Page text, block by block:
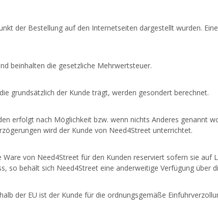
der Bestellung auf den Internetseiten dargestellt wurden.
beinhalten die gesetzliche Mehrwertsteuer.
grundsätzlich der Kunde trägt, werden gesondert berechnet.
erfolgt nach Möglichkeit bzw. wenn nichts Anderes genannt
wird der Kunde von Need4Street unterrichtet.
von Need4Street für den Kunden reserviert sofern sie auf
so behält sich Need4Street eine anderweitige Verfügung über
der EU ist der Kunde für die ordnungsgemäße